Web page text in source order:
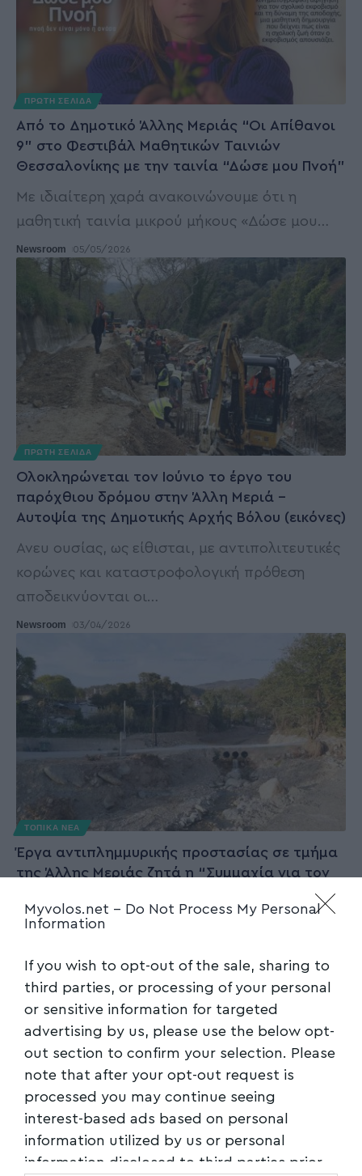
Myvolos.net - Do Not Process My Personal
Information
If you wish to opt-out of the sale, sharing to
third parties, or processing of your personal
or sensitive information for targeted
advertising by us, please use the below opt-
out section to confirm your selection. Please
note that after your opt-out request is
processed you may continue seeing
interest-based ads based on personal
information utilized by us or personal
information disclosed to third parties prior
ΠΡΩΤΗ ΣΕΛΙΔΑ
Από το Δημοτικό Άλλης Μεριάς “Οι Απίθανοι
9” στο Φεστιβάλ Μαθητικών Ταινιών
Θεσσαλονίκης με την ταινία “Δώσε μου Πνοή”
Με ιδιαίτερη χαρά ανακοινώνουμε ότι η
μαθητική ταινία μικρού μήκους «Δώσε μου…
Newsroom 05/05/2026
ΠΡΩΤΗ ΣΕΛΙΔΑ
Ολοκληρώνεται τον Ιούνιο το έργο του
παρόχθιου δρόμου στην Άλλη Μεριά –
Αυτοψία της Δημοτικής Αρχής Βόλου (εικόνες)
Ανευ ουσίας, ως είθισται, με αντιπολιτευτικές
κορώνες και καταστροφολογική πρόθεση
αποδεικνύονται οι…
Newsroom 03/04/2026
ΤΟΠΙΚΑ ΝΕΑ
Έργα αντιπλημμυρικής προστασίας σε τμήμα
της Άλλης Μεριάς ζητά η “Συμμαχία για τον
Το ζήτημα της αποκατάστασης του οδικού
Newsroom